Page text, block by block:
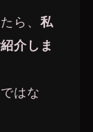
ら、 私
介しま
はな